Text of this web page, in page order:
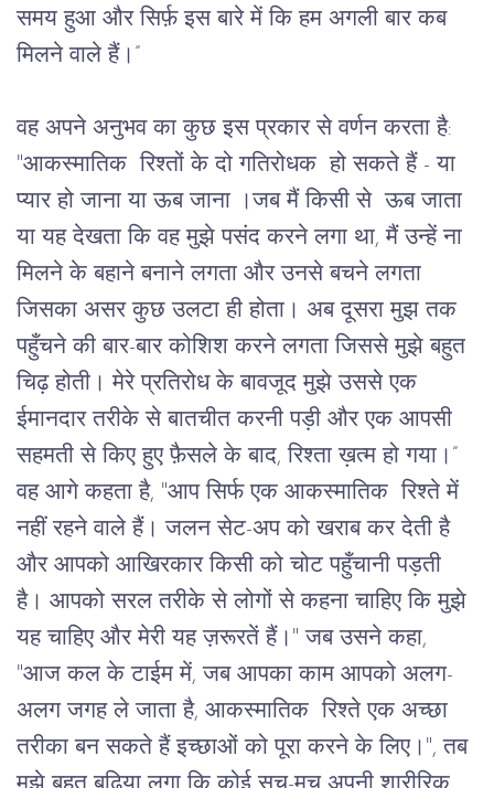
समय हुआ और सिर्फ़ इस बारे में कि हम अगली बार कब
मिलने वाले हैं।”
वह अपने अनुभव का कुछ इस प्रकार से वर्णन करता है:
"आकस्मातिक  रिश्तों के दो गतिरोधक  हो सकते हैं - या
प्यार हो जाना या ऊब जाना ।जब मैं किसी से  ऊब जाता
या यह देखता कि वह मुझे पसंद करने लगा था, मैं उन्हें ना
मिलने के बहाने बनाने लगता और उनसे बचने लगता
जिसका असर कुछ उलटा ही होता। अब दूसरा मुझ तक
पहुँचने की बार-बार कोशिश करने लगता जिससे मुझे बहुत
चिढ़ होती। मेरे प्रतिरोध के बावजूद मुझे उससे एक
ईमानदार तरीके से बातचीत करनी पड़ी और एक आपसी
सहमती से किए हुए फ़ैसले के बाद, रिश्ता ख़त्म हो गया।”
वह आगे कहता है, "आप सिर्फ एक आकस्मातिक  रिश्ते में
नहीं रहने वाले हैं। जलन सेट-अप को खराब कर देती है
और आपको आखिरकार किसी को चोट पहुँचानी पड़ती
है। आपको सरल तरीके से लोगों से कहना चाहिए कि मुझे
यह चाहिए और मेरी यह ज़रूरतें हैं।" जब उसने कहा,
"आज कल के टाईम में, जब आपका काम आपको अलग-
अलग जगह ले जाता है, आकस्मातिक  रिश्ते एक अच्छा
तरीका बन सकते हैं इच्छाओं को पूरा करने के लिए।", तब